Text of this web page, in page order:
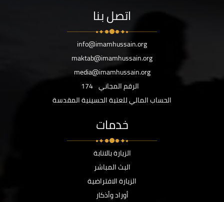
اتصل بنا
info@imamhussain.org
maktab@imamhussain.org
media@imamhussain.org
الرقم المجاني 174
الحساب المالي للعتبة الحسينية المقدسة
خدمات
الزيارة بالانابة
البث المباشر
الزيارة الافتراضية
أوراد وأذكار